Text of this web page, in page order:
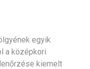
egyik
a középkori
kiemelt